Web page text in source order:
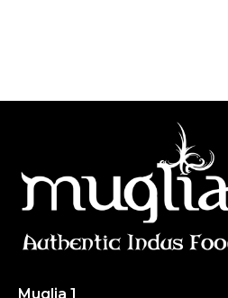
Muglia 1